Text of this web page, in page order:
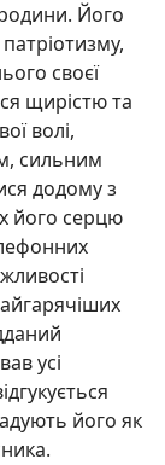
Його
своєї
щирістю та
волі,
сильним
додому з
його серцю
усі
його як